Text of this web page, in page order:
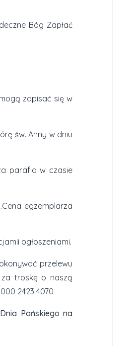
Bóg Zapłać
zapisać się w
św. Anny w dniu
parafia w czasie
egzemplarza
ogłoszeniami.
przelewu
za troskę o naszą
2423 4070
Pańskiego na